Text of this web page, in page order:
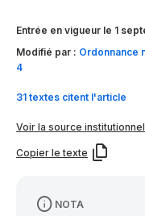
Entrée en vigueur le 1
Modifié par : Ordonnance
4
31 textes citent l'article
Voir la source
Copier le texte
NOTA